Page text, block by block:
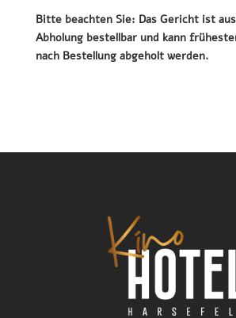
Bitte beachten Sie: Das Gericht ist
Abholung bestellbar und kann
nach Bestellung abgeholt werden.